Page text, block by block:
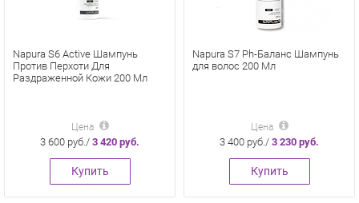
Napura S6 Active Шампунь
Против Перхоти Для
Раздраженной Кожи 200 Мл
Цена
3 600 руб./ 3 420 руб.
Купить
Napura S7 Ph-Баланс Шампунь
для волос 200 Мл
Цена
3 400 руб./ 3 230 руб.
Купить